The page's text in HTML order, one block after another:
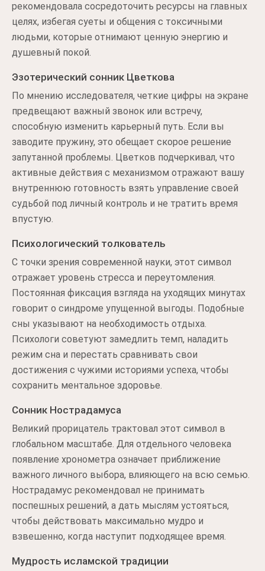
рекомендовала сосредоточить ресурсы на главных
целях, избегая суеты и общения с токсичными
людьми, которые отнимают ценную энергию и
душевный покой.
Эзотерический сонник Цветкова
По мнению исследователя, четкие цифры на экране
предвещают важный звонок или встречу,
способную изменить карьерный путь. Если вы
заводите пружину, это обещает скорое решение
запутанной проблемы. Цветков подчеркивал, что
активные действия с механизмом отражают вашу
внутреннюю готовность взять управление своей
судьбой под личный контроль и не тратить время
впустую.
Психологический толкователь
С точки зрения современной науки, этот символ
отражает уровень стресса и переутомления.
Постоянная фиксация взгляда на уходящих минутах
говорит о синдроме упущенной выгоды. Подобные
сны указывают на необходимость отдыха.
Психологи советуют замедлить темп, наладить
режим сна и перестать сравнивать свои
достижения с чужими историями успеха, чтобы
сохранить ментальное здоровье.
Сонник Нострадамуса
Великий прорицатель трактовал этот символ в
глобальном масштабе. Для отдельного человека
появление хронометра означает приближение
важного личного выбора, влияющего на всю семью.
Нострадамус рекомендовал не принимать
поспешных решений, а дать мыслям устояться,
чтобы действовать максимально мудро и
взвешенно, когда наступит подходящее время.
Мудрость исламской традиции